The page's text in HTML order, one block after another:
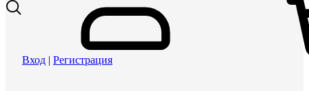
Вход | Регистрация